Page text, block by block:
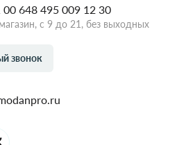
00 648 495 009 12 30
с 9 до 21, без выходных
звонок